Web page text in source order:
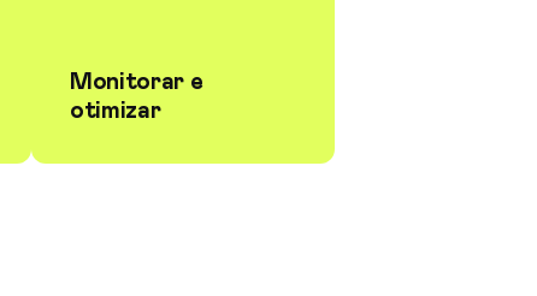
Monitorar e
otimizar